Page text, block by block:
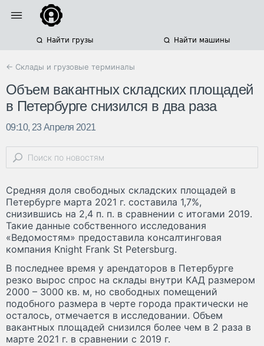
Найти грузы Найти машины
← Склады и грузовые терминалы
Объем вакантных складских площадей
в Петербурге снизился в два раза
09:10, 23 Апреля 2021
Средняя доля свободных складских площадей в
Петербурге марта 2021 г. составила 1,7%,
снизившись на 2,4 п. п. в сравнении с итогами 2019.
Такие данные собственного исследования
«Ведомостям» предоставила консалтинговая
компания Knight Frank St Petersburg.
В последнее время у арендаторов в Петербурге
резко вырос спрос на склады внутри КАД размером
2000 – 3000 кв. м, но свободных помещений
подобного размера в черте города практически не
осталось, отмечается в исследовании. Объем
вакантных площадей снизился более чем в 2 раза в
марте 2021 г. в сравнении с 2019 г.